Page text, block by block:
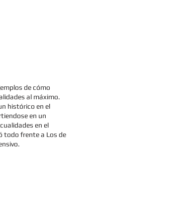
de cómo
al máximo.
histórico en el
en un
en el
todo frente a Los de